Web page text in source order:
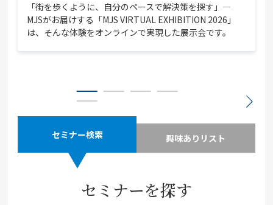
「街を歩くように、自分のペースで解決策を探す」—
MJSがお届けする「MJS VIRTUAL EXHIBITION 2026」
は、そんな体験をオンラインで実現した展示会です。
セミナー検索 興味ありリスト
セミナーを探す